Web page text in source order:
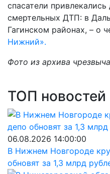
спасатели
смертельных ДТП: в
Гагинском районах, – о
Нижний».
Фото из архива
ТОП новостей
06.08.2026 14:00:00
В Нижнем Новгороде
обновят за 1,3 млрд